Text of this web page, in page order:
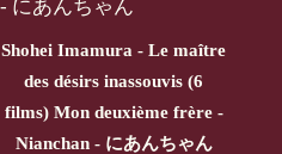
Shohei Imamura - Le maître
des désirs inassouvis (6
films) Mon deuxième frère -
Nianchan - にあんちゃん